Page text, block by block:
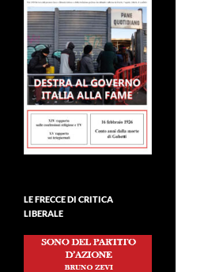
LE FRECCE DI CRITICA
LIBERALE